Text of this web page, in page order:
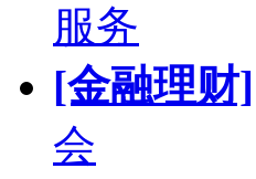
服务
[金融理财]
会